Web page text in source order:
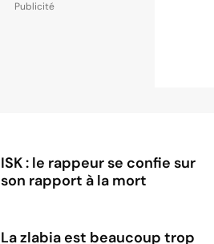
ISK : le rappeur se confie sur
son rapport à la mort
La zlabia est beaucoup trop